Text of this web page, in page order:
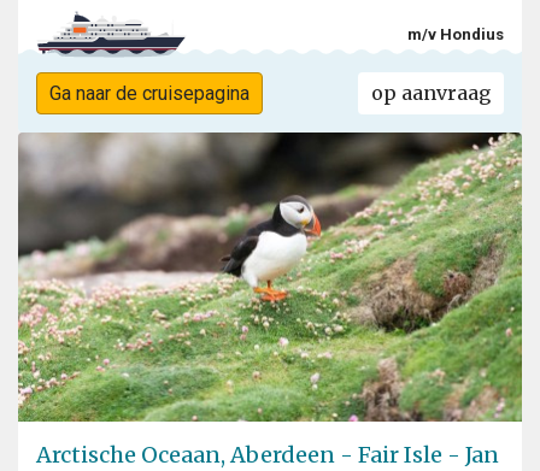
m/v Hondius
Ga naar de cruisepagina op aanvraag
Arctische Oceaan, Aberdeen - Fair Isle - Jan